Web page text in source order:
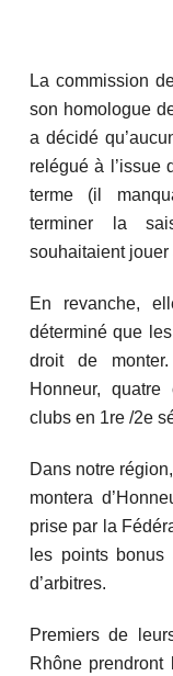
La commission
son homologue
a décidé
relégué à l’issue
terme (il
terminer la
souhaitaient jouer
En revanche,
déterminé que
droit de
Honneur,
clubs en 1re /2e
Dans notre
montera
prise par la
les points
d’arbitres.
Premiers de
Rhône prendront